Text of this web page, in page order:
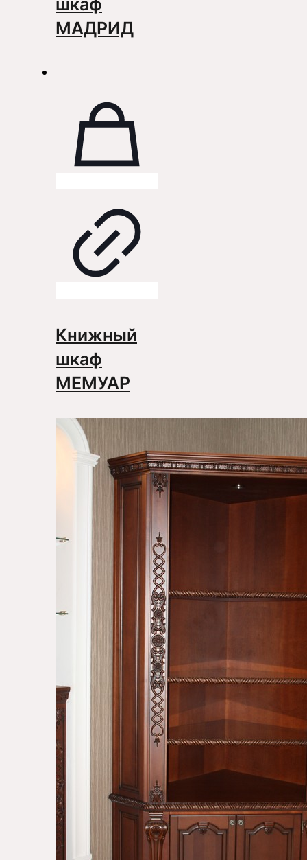
МАДРИД
Книжный
шкаф
МЕМУАР